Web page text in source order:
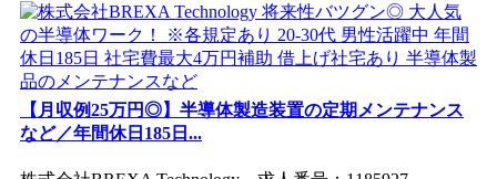
【月収例25万円◎】半導体製造装置の定期メンテナンス
など／年間休日185日...